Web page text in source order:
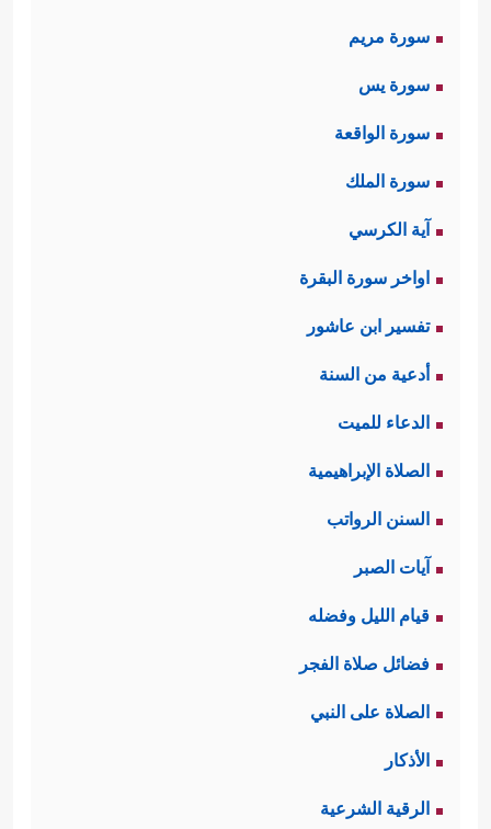
سورة مريم
سورة يس
سورة الواقعة
سورة الملك
آية الكرسي
اواخر سورة البقرة
تفسير ابن عاشور
أدعية من السنة
الدعاء للميت
الصلاة الإبراهيمية
السنن الرواتب
آيات الصبر
قيام الليل وفضله
فضائل صلاة الفجر
الصلاة على النبي
الأذكار
الرقية الشرعية